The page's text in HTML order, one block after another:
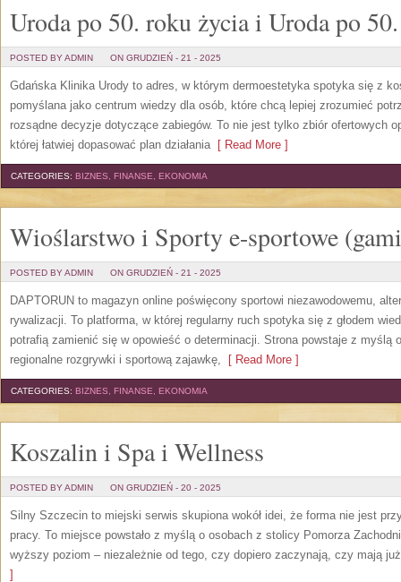
Uroda po 50. roku życia i Uroda po
POSTED BY ADMIN ON GRUDZIEŃ - 21 - 2025
Gdańska Klinika Urody to adres, w którym dermoestetyka spotyka się z
pomyślana jako centrum wiedzy dla osób, które chcą lepiej zrozumieć
rozsądne decyzje dotyczące zabiegów. To nie jest tylko zbiór ofertowych
której łatwiej dopasować plan działania[ Read More ]
CATEGORIES: BIZNES, FINANSE, EKONOMIA
Wioślarstwo i Sporty e-sportowe
POSTED BY ADMIN ON GRUDZIEŃ - 21 - 2025
DAPTORUN to magazyn online poświęcony sportowi niezawodowemu,
rywalizacji. To platforma, w której regularny ruch spotyka się z głodem
potrafią zamienić się w opowieść o determinacji. Strona powstaje z myślą
regionalne rozgrywki i sportową zajawkę, [ Read More ]
CATEGORIES: BIZNES, FINANSE, EKONOMIA
Koszalin i Spa i Wellness
POSTED BY ADMIN ON GRUDZIEŃ - 20 - 2025
Silny Szczecin to miejski serwis skupiona wokół idei, że forma nie jest
pracy. To miejsce powstało z myślą o osobach z stolicy Pomorza
wyższy poziom – niezależnie od tego, czy dopiero zaczynają, czy mają
]